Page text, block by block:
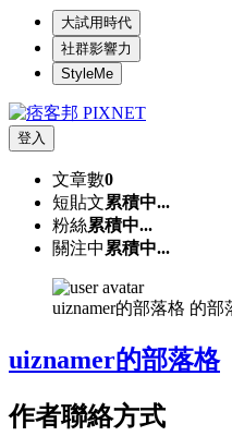
大試用時代
社群影響力
StyleMe
登入
文章數0
短貼文累積中...
粉絲累積中...
關注中 累積中...
uiznamer的部落格 的
uiznamer的部落格
作者聯絡方式